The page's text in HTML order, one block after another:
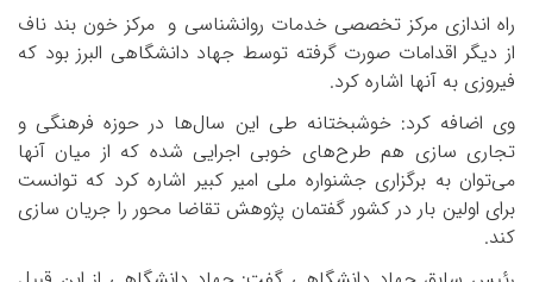
راه اندازی مرکز تخصصی خدمات روانشناسی و مرکز خون بند ناف
از دیگر اقدامات صورت گرفته توسط جهاد دانشگاهی البرز بود که
فیروزی به آنها اشاره کرد.
وی اضافه کرد: خوشبختانه طی این سال‌ها در حوزه فرهنگی و
تجاری سازی هم طرح‌های خوبی اجرایی شده که از میان آنها
می‌توان به برگزاری جشنواره ملی امیر کبیر اشاره کرد که توانست
برای اولین بار در کشور گفتمان پژوهش تقاضا محور را جریان سازی
کند.